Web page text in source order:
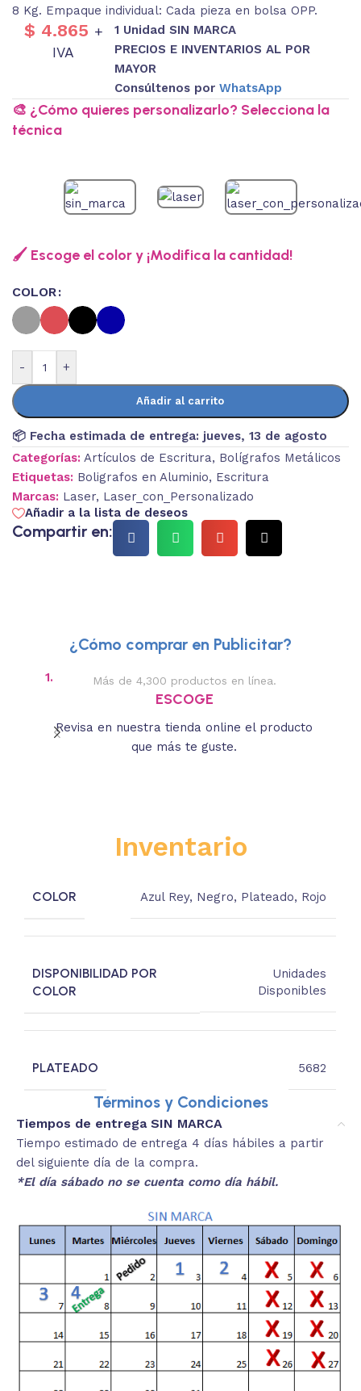
8 Kg. Empaque individual: Cada pieza en bolsa OPP.
$ 4.865 +
IVA
1 Unidad SIN MARCA
PRECIOS E INVENTARIOS AL POR
MAYOR
Consúltenos porWhatsApp
🎨 ¿Cómo quieres personalizarlo? Selecciona la
técnica
🖌️ Escoge el color y ¡Modifica la cantidad!
COLOR
- +
Añadir al carrito
📦 Fecha estimada de entrega: jueves, 13 de agosto
Categorías: Artículos de Escritura, Bolígrafos Metálicos
Etiquetas: Boligrafos en Aluminio, Escritura
Marcas: Laser, Laser_con_Personalizado
Añadir a la lista de deseos
Compartir en:
¿Cómo comprar en Publicitar?
1. Más de 4,300 productos en línea.
ESCOGE
Revisa en nuestra tienda online el producto
que más te guste.
Inventario
COLOR Azul Rey, Negro, Plateado, Rojo
DISPONIBILIDAD POR
COLOR
Unidades
Disponibles
PLATEADO 5682
Términos y Condiciones
Tiempos de entrega SIN MARCA
Tiempo estimado de entrega 4 días hábiles a partir
del siguiente día de la compra.
*El día sábado no se cuenta como día hábil.